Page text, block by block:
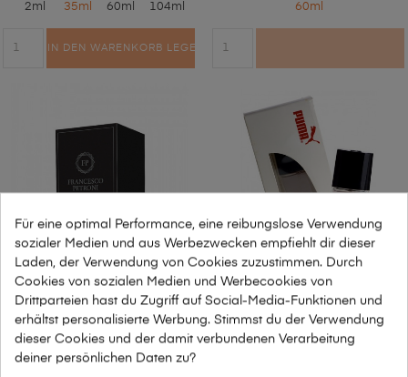
2ml 35ml 60ml 104ml
IN DEN WARENKORB LEGEN
60ml
Francesco Petroni NR 414
33,00
Puma - Puma Man Szara
Für eine optimal Performance, eine reibungslose Verwendung
sozialer Medien und aus Werbezwecken empfiehlt dir dieser
Laden, der Verwendung von Cookies zuzustimmen. Durch
Cookies von sozialen Medien und Werbecookies von
Drittparteien hast du Zugriff auf Social-Media-Funktionen und
erhältst personalisierte Werbung. Stimmst du der Verwendung
dieser Cookies und der damit verbundenen Verarbeitung
deiner persönlichen Daten zu?